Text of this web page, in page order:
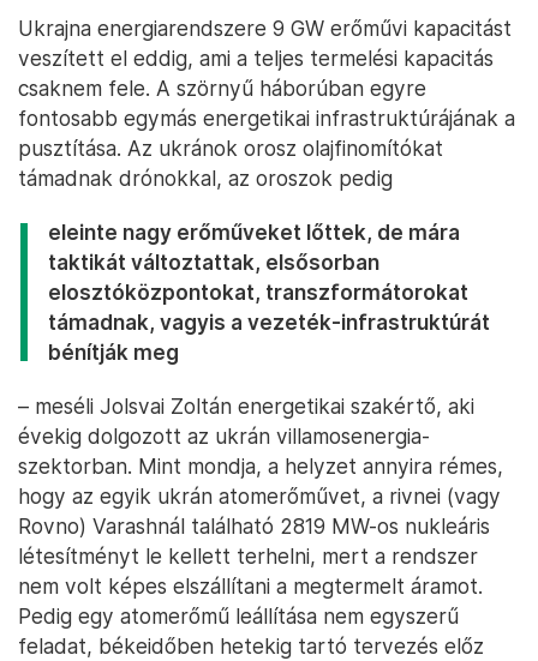
Ukrajna energiarendszere 9 GW erőművi kapacitást
veszített el eddig, ami a teljes termelési kapacitás
csaknem fele. A szörnyű háborúban egyre
fontosabb egymás energetikai infrastruktúrájának a
pusztítása. Az ukránok orosz olajfinomítókat
támadnak drónokkal, az oroszok pedig
eleinte nagy erőműveket lőttek, de mára
taktikát változtattak, elsősorban
elosztóközpontokat, transzformátorokat
támadnak, vagyis a vezeték-infrastruktúrát
bénítják meg
– meséli Jolsvai Zoltán energetikai szakértő, aki
évekig dolgozott az ukrán villamosenergia-
szektorban. Mint mondja, a helyzet annyira rémes,
hogy az egyik ukrán atomerőművet, a rivnei (vagy
Rovno) Varashnál található 2819 MW-os nukleáris
létesítményt le kellett terhelni, mert a rendszer
nem volt képes elszállítani a megtermelt áramot.
Pedig egy atomerőmű leállítása nem egyszerű
feladat, békeidőben hetekig tartó tervezés előz